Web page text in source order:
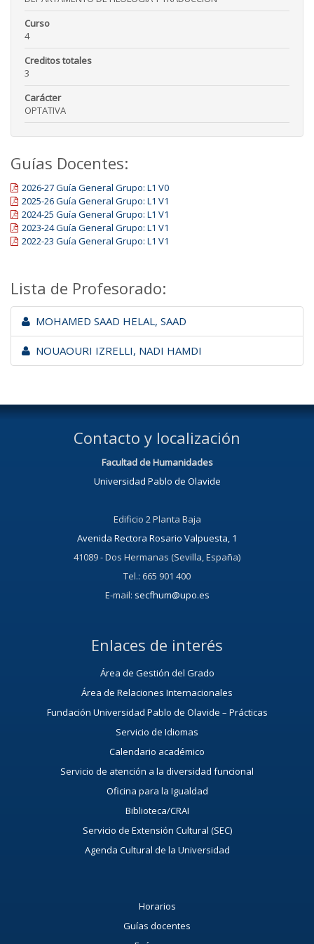
Curso
4
Creditos totales
3
Carácter
OPTATIVA
Guías Docentes:
2026-27 Guía General Grupo: L1 V0
2025-26 Guía General Grupo: L1 V1
2024-25 Guía General Grupo: L1 V1
2023-24 Guía General Grupo: L1 V1
2022-23 Guía General Grupo: L1 V1
Lista de Profesorado:
MOHAMED SAAD HELAL, SAAD
NOUAOURI IZRELLI, NADI HAMDI
Contacto y localización
Facultad de Humanidades
Universidad Pablo de Olavide
Edificio 2 Planta Baja
Avenida Rectora Rosario Valpuesta, 1
41089 - Dos Hermanas (Sevilla, España)
Tel.: 665 901 400
E-mail: secfhum@upo.es
Enlaces de interés
Área de Gestión del Grado
Área de Relaciones Internacionales
Fundación Universidad Pablo de Olavide – Prácticas
Servicio de Idiomas
Calendario académico
Servicio de atención a la diversidad funcional
Oficina para la Igualdad
Biblioteca/CRAI
Servicio de Extensión Cultural (SEC)
Agenda Cultural de la Universidad
Horarios
Guías docentes